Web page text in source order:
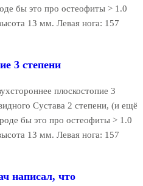
бы это про остеофиты > 1.0
13 мм. Левая нога: 157
3 степени
плоскостопие 3
Сустава 2 степени, (и ещё
бы это про остеофиты > 1.0
13 мм. Левая нога: 157
написал, что